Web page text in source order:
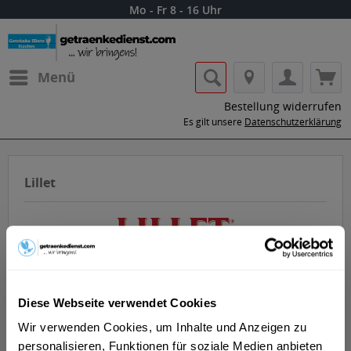
Diese Webseite verwendet Cookies
Wir verwenden Cookies, um Inhalte und Anzeigen zu
personalisieren, Funktionen für soziale Medien anbieten
Mo - Fr 8 - 16 Uhr
Menü
Bestellung widerrufen
Es gilt unsere Datenschutzerklärung
Lillet
Lass dir die Getränke von Lillet nach
Hause oder ins Büro liefern.